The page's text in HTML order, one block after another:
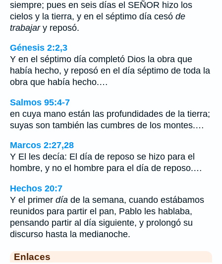
siempre; pues en seis días el SEÑOR hizo los
cielos y la tierra, y en el séptimo día cesó de
trabajary reposó.
Génesis 2:2,3
Y en el séptimo día completó Dios la obra que
había hecho, y reposó en el día séptimo de toda la
obra que había hecho.…
Salmos 95:4-7
en cuya mano están las profundidades de la tierra;
suyas son también las cumbres de los montes.…
Marcos 2:27,28
Y El les decía: El día de reposo se hizo para el
hombre, y no el hombre para el día de reposo.…
Hechos 20:7
Y el primer día de la semana, cuando estábamos
reunidos para partir el pan, Pablo les hablaba,
pensando partir al día siguiente, y prolongó su
discurso hasta la medianoche.
Enlaces